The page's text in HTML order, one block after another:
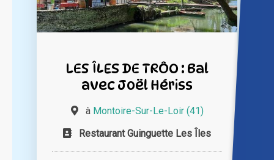
LES ÎLES DE TRÔO : Bal
avec Joël Hériss
à Montoire-Sur-Le-Loir (41)
Restaurant Guinguette Les Îles